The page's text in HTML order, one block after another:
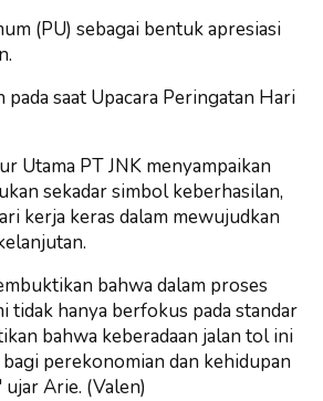
(PU) sebagai bentuk apresiasi
saat Upacara Peringatan Hari
Utama PT JNK menyampaikan
sekadar simbol keberhasilan,
kerja keras dalam mewujudkan
bahwa dalam proses
tidak hanya berfokus pada standar
bahwa keberadaan jalan tol ini
perekonomian dan kehidupan
Arie. (Valen)